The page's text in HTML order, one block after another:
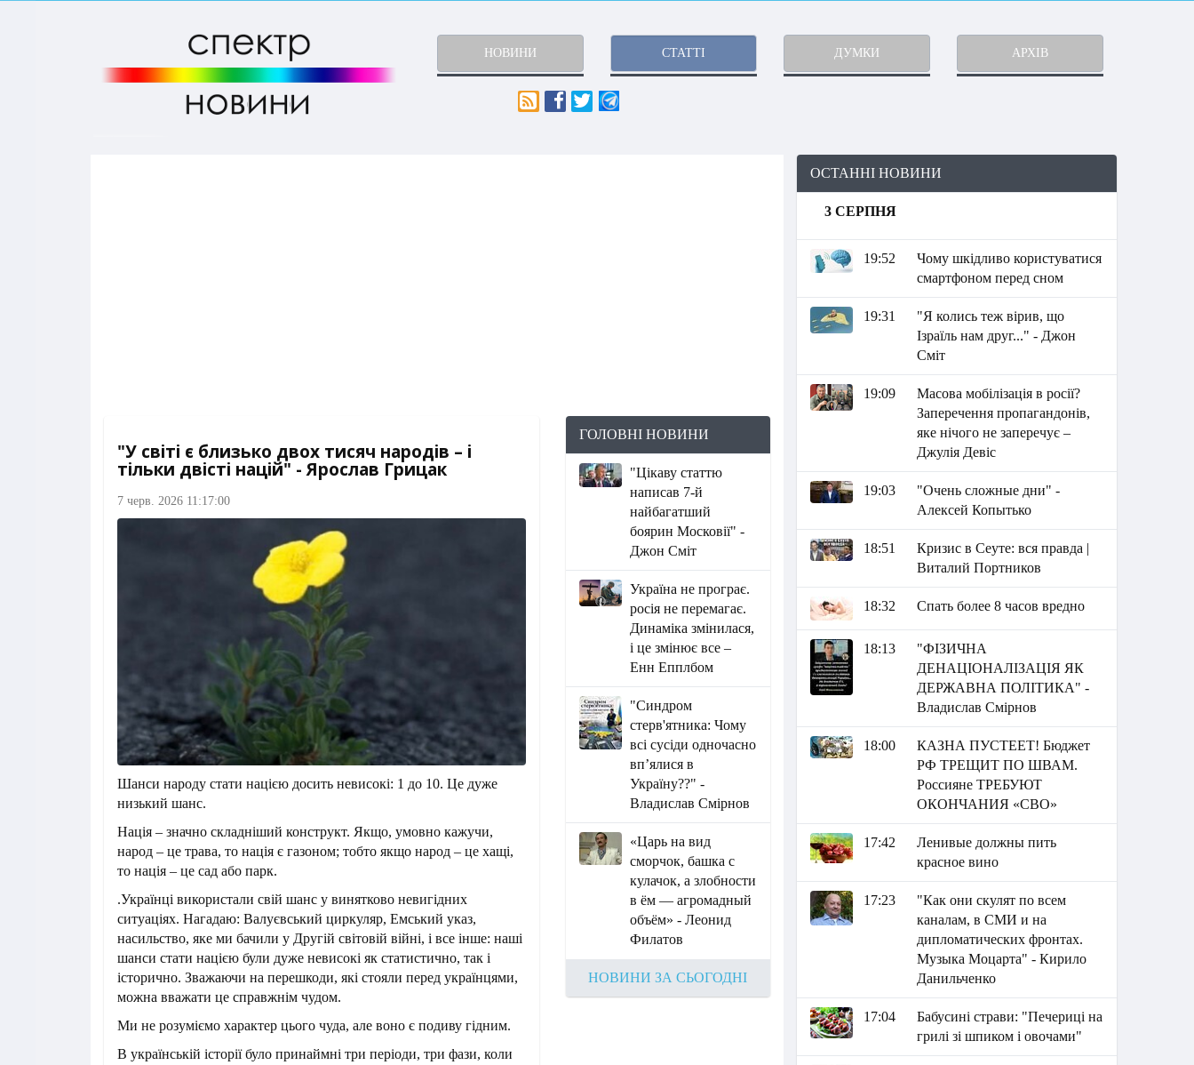
НОВИНИ СТАТТІ ДУМКИ АРХІВ
"У світі є близько двох тисяч народів – і
тільки двісті націй" - Ярослав Грицак
7 черв. 2026 11:17:00
Шанси народу стати нацією досить невисокі: 1 до 10. Це дуже
низький шанс.
Нація – значно складніший конструкт. Якщо, умовно кажучи,
народ – це трава, то нація є газоном; тобто якщо народ – це хащі,
то нація – це сад або парк.
.Українці використали свій шанс у винятково невигідних
ситуаціях. Нагадаю: Валуєвський циркуляр, Емський указ,
насильство, яке ми бачили у Другій світовій війні, і все інше: наші
шанси стати нацією були дуже невисокі як статистично, так і
історично. Зважаючи на перешкоди, які стояли перед українцями,
можна вважати це справжнім чудом.
Ми не розуміємо характер цього чуда, але воно є подиву гідним.
В українській історії було принаймні три періоди, три фази, коли
ГОЛОВНІ НОВИНИ
"Цікаву статтю
написав 7-й
найбагатший
боярин Московії" -
Джон Сміт
Україна не програє.
росія не перемагає.
Динаміка змінилася,
і це змінює все –
Енн Епплбом
"Синдром
стерв'ятника: Чому
всі сусіди одночасно
вп’ялися в
Україну??" -
Владислав Смірнов
«Царь на вид
сморчок, башка с
кулачок, а злобности
в ём — агромадный
объём» - Леонид
Филатов
НОВИНИ ЗА СЬОГОДНІ
ОСТАННІ НОВИНИ
3 СЕРПНЯ
19:52
Чому шкідливо користуватися
смартфоном перед сном
19:31
"Я колись теж вірив, що
Ізраїль нам друг..." - Джон
Сміт
19:09
Масова мобілізація в росії?
Заперечення пропагандонів,
яке нічого не заперечує –
Джулія Девіс
19:03
"Очень сложные дни" -
Алексей Копытько
18:51
Кризис в Сеуте: вся правда |
Виталий Портников
18:32 Спать более 8 часов вредно
18:13
"ФІЗИЧНА
ДЕНАЦІОНАЛІЗАЦІЯ ЯК
ДЕРЖАВНА ПОЛІТИКА" -
Владислав Смірнов
18:00
КАЗНА ПУСТЕЕТ! Бюджет
РФ ТРЕЩИТ ПО ШВАМ.
Россияне ТРЕБУЮТ
ОКОНЧАНИЯ «СВО»
17:42
Ленивые должны пить
красное вино
17:23
"Как они скулят по всем
каналам, в СМИ и на
дипломатических фронтах.
Музыка Моцарта" - Кирило
Данильченко
17:04
Бабусині страви: "Печериці на
грилі зі шпиком і овочами"